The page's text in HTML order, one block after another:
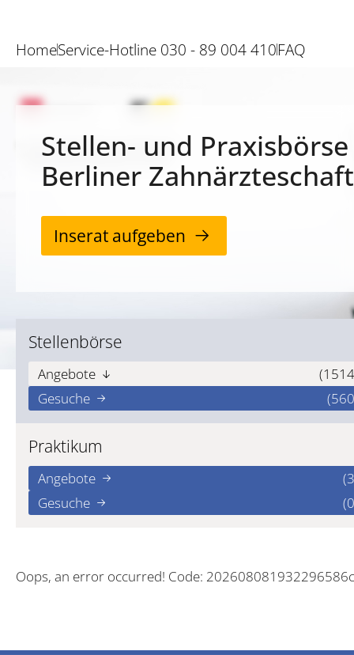
HomeService-Hotline 030 - 89 004 410FAQ
Stellen- und
Berliner Zahnärzteschaft
Inserat aufgeben
Stellenbörse
Angebote
Gesuche
Praktikum
Angebote
Gesuche
Oops, an error occurred! Code: